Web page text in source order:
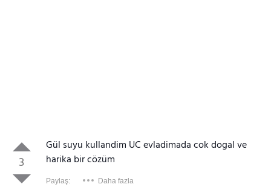
3
Gül suyu kullandim UC evladimada cok dogal ve
harika bir cözüm
Paylaş: Daha fazla